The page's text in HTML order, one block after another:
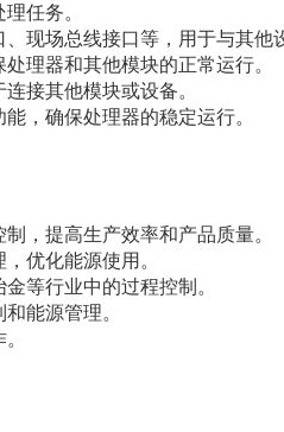
任务。
、现场总线接口等，用于与其他
理器和其他模块的正常运行。
接其他模块或设备。
，确保处理器的稳定运行。
，提高生产效率和产品质量。
优化能源使用。
等行业中的过程控制。
能源管理。